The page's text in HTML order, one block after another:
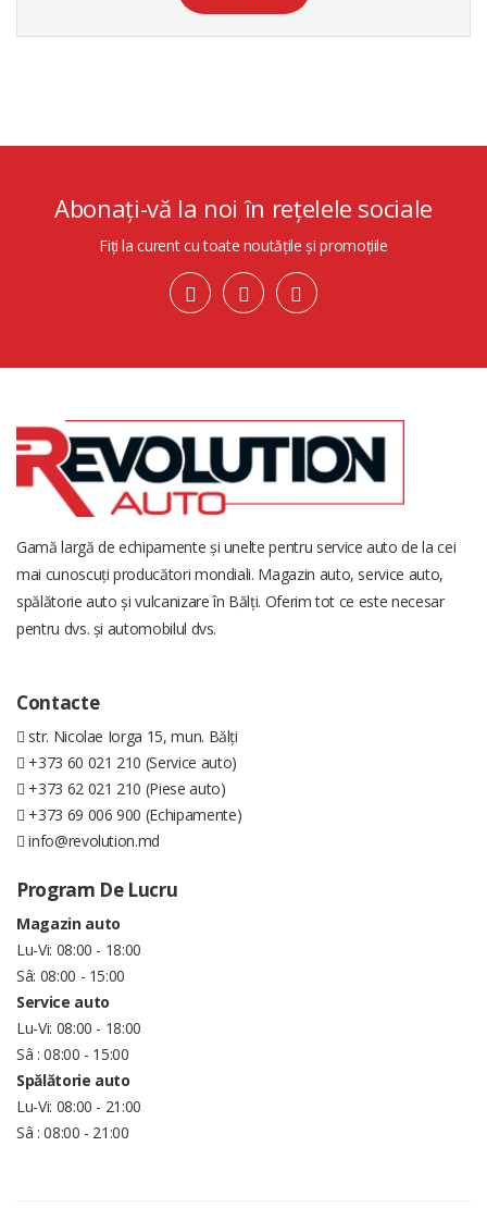
Abonați-vă la noi în rețelele sociale
Fiți la curent cu toate noutățile și promoțiile
Gamă largă de echipamente și unelte pentru service auto de la cei
mai cunoscuți producători mondiali. Magazin auto, service auto,
spălătorie auto și vulcanizare în Bălți. Oferim tot ce este necesar
pentru dvs. și automobilul dvs.
Contacte
str. Nicolae Iorga 15, mun. Bălți
+373 60 021 210 (Service auto)
+373 62 021 210 (Piese auto)
+373 69 006 900 (Echipamente)
info@revolution.md
Program De Lucru
Magazin auto
Lu-Vi: 08:00 - 18:00
Sâ: 08:00 - 15:00
Service auto
Lu-Vi: 08:00 - 18:00
Sâ : 08:00 - 15:00
Spălătorie auto
Lu-Vi: 08:00 - 21:00
Sâ : 08:00 - 21:00